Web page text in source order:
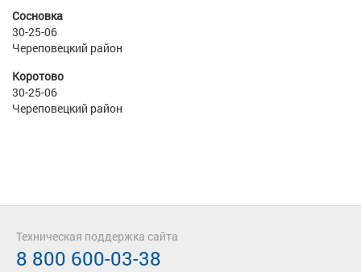
Сосновка
30-25-06
Череповецкий район
Коротово
30-25-06
Череповецкий район
Техническая поддержка сайта
8 800 600-03-38